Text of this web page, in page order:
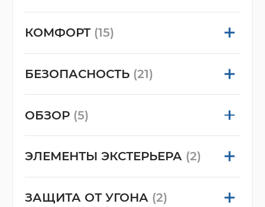
КОМФОРТ (15)
БЕЗОПАСНОСТЬ (21)
ОБЗОР (5)
ЭЛЕМЕНТЫ ЭКСТЕРЬЕРА (2)
ЗАЩИТА ОТ УГОНА (2)